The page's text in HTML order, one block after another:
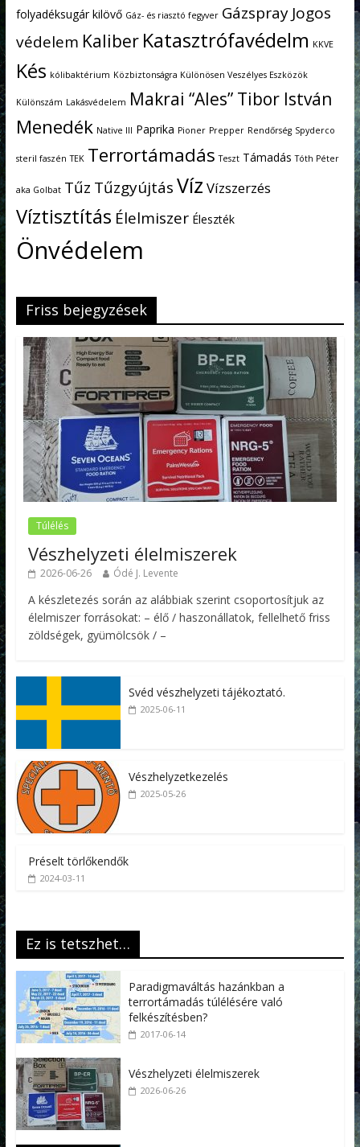
folyadéksugár kilövő Gáz- és riasztó fegyver Gázspray Jogos
védelem Kaliber Katasztrófavédelm KKVE
Kés kólibaktérium Közbiztonságra Különösen Veszélyes Eszközök
Különszám Lakásvédelem Makrai “Ales” Tibor István
Menedék Native III Paprika Pioner Prepper Rendőrség Spyderco
steril faszén TEK Terrortámadás Teszt Támadás Tóth Péter
aka Golbat Tűz TűzgyújtásVíz Vízszerzés
Víztisztítás Élelmiszer Éleszték
Önvédelem
Friss bejegyzések
Túlélés
Vészhelyzeti élelmiszerek
2026-06-26 Ódé J. Levente
A készletezés során az alábbiak szerint csoportosítjuk az
élelmiszer forrásokat: – élő / haszonállatok, fellelhető friss
zöldségek, gyümölcsök / –
Svéd vészhelyzeti tájékoztató.
2025-06-11
Vészhelyzetkezelés
2025-05-26
Préselt törlőkendők
2024-03-11
Ez is tetszhet…
Paradigmaváltás hazánkban a
terrortámadás túlélésére való
felkészítésben?
2017-06-14
Vészhelyzeti élelmiszerek
2026-06-26